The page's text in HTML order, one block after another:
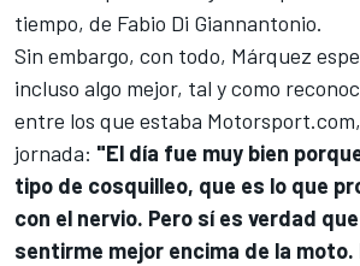
tiempo, de Fabio Di Giannantonio.
Sin embargo, con todo, Márquez
incluso algo mejor, tal y como
entre los que estaba Motorsport.com
jornada: "El día fue muy bien
tipo de cosquilleo, que es lo que
con el nervio. Pero sí es verdad
sentirme mejor encima de la moto.